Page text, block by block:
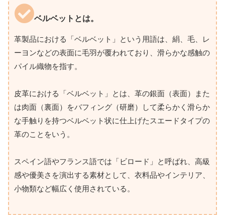
ベルベットとは。
革製品における「ベルベット」という用語は、絹、毛、レ
ーヨンなどの表面に毛羽が覆われており、滑らかな感触の
パイル織物を指す。
皮革における「ベルベット」とは、革の銀面（表面）また
は肉面（裏面）をバフィング（研磨）して柔らかく滑らか
な手触りを持つベルベット状に仕上げたスエードタイプの
革のことをいう。
スペイン語やフランス語では「ビロード」と呼ばれ、高級
感や優美さを演出する素材として、衣料品やインテリア、
小物類など幅広く使用されている。